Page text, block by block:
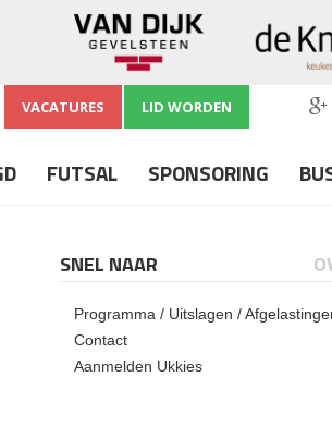
VACATURES LID WORDEN
FUTSAL SPONSORING
SNEL NAAR
Programma / Uitslagen /
Contact
Aanmelden Ukkies